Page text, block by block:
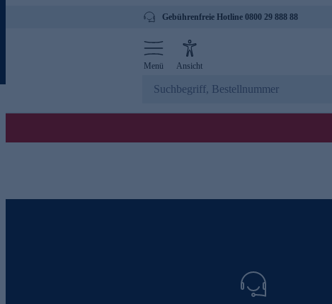
Gebührenfreie Hotline 0800 29 888 88
Menü Ansicht